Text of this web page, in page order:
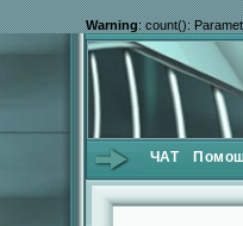
Warning: count():
ЧАТ